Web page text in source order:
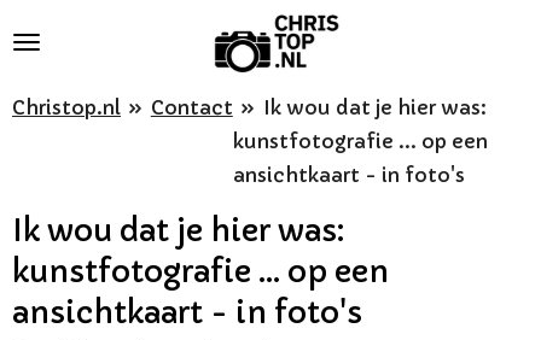
naar
Christop.nl » Contact » Ik wou dat je hier was:
kunstfotografie ... op een
ansichtkaart - in foto's
Ik wou dat je hier was:
kunstfotografie ... op een
ansichtkaart - in foto's